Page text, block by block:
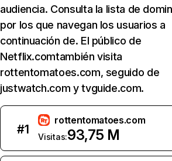
audiencia. Consulta la lista de
por los que navegan los usuarios a
continuación de. El público de
Netflix.comtambién visita
rottentomatoes.com, seguido de
justwatch.com y tvguide.com.
#1
rottentomatoes.com
Visitas:93,75 M